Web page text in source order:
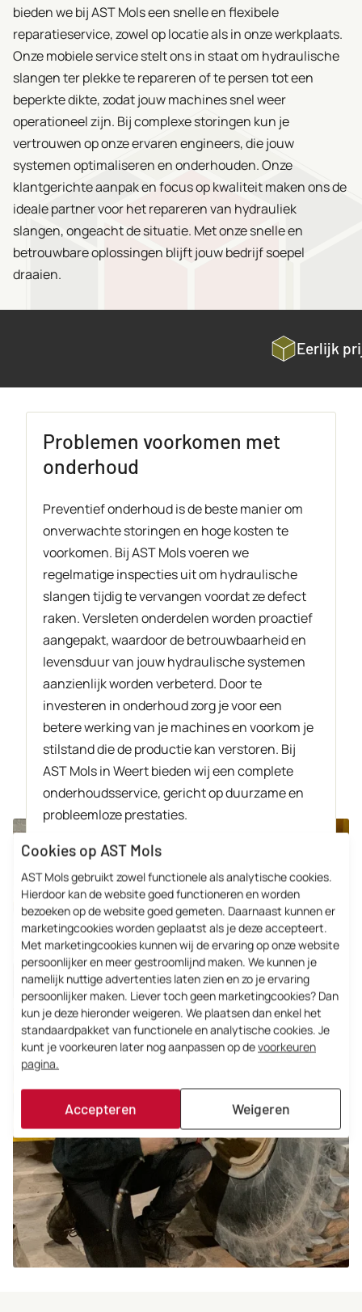
bieden we bij AST Mols een snelle en flexibele
reparatieservice, zowel op locatie als in onze werkplaats.
Onze mobiele service stelt ons in staat om hydraulische
slangen ter plekke te repareren of te persen tot een
beperkte dikte, zodat jouw machines snel weer
operationeel zijn. Bij complexe storingen kun je
vertrouwen op onze ervaren engineers, die jouw
systemen optimaliseren en onderhouden. Onze
klantgerichte aanpak en focus op kwaliteit maken ons de
ideale partner voor het repareren van hydrauliek
slangen, ongeacht de situatie. Met onze snelle en
betrouwbare oplossingen blijft jouw bedrijf soepel
draaien.
Problemen voorkomen met
onderhoud
Preventief onderhoud is de beste manier om
onverwachte storingen en hoge kosten te
voorkomen. Bij AST Mols voeren we
regelmatige inspecties uit om hydraulische
slangen tijdig te vervangen voordat ze defect
raken. Versleten onderdelen worden proactief
aangepakt, waardoor de betrouwbaarheid en
levensduur van jouw hydraulische systemen
aanzienlijk worden verbeterd. Door te
investeren in onderhoud zorg je voor een
betere werking van je machines en voorkom je
stilstand die de productie kan verstoren. Bij
AST Mols in Weert bieden wij een complete
onderhoudsservice, gericht op duurzame en
probleemloze prestaties.
Cookies op AST Mols
AST Mols gebruikt zowel functionele als analytische cookies.
Hierdoor kan de website goed functioneren en worden
bezoeken op de website goed gemeten. Daarnaast kunnen er
marketingcookies worden geplaatst als je deze accepteert.
Met marketingcookies kunnen wij de ervaring op onze website
persoonlijker en meer gestroomlijnd maken. We kunnen je
namelijk nuttige advertenties laten zien en zo je ervaring
persoonlijker maken. Liever toch geen marketingcookies? Dan
kun je deze hieronder weigeren. We plaatsen dan enkel het
standaardpakket van functionele en analytische cookies. Je
kunt je voorkeuren later nog aanpassen op devoorkeuren
pagina.
Accepteren Weigeren